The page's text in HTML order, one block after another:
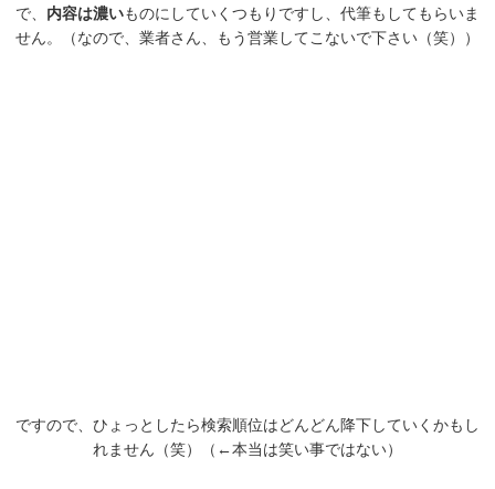
で、 内容は濃いものにしていくつもりですし、代筆もしてもらいま
せん。（なので、業者さん、もう営業してこないで下さい（笑））
ですので、ひょっとしたら検索順位はどんどん降下していくかもし
れません（笑）（←本当は笑い事ではない）